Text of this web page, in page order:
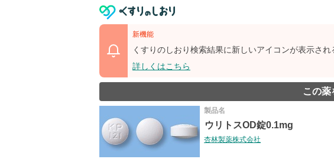
新機能
くすりのしおり検索結果に新しいアイコンが表示され
詳しくはこちら
この薬
製品名
ウリトスOD錠0.1mg
杏林製薬株式会社